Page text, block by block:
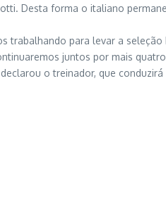
Desta forma o italiano
trabalhando para levar a
juntos por mais
o treinador, que